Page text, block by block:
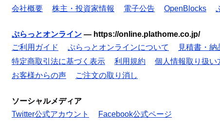
会社概要
株主・投資家情報 電子公告 OpenBlocks
ぷらっとオンライン — https://online.plathome.co.jp/
ご利用ガイド
ぷらっとオンラインについて 見積書・納
特定商取引法に基づく表示
利用規約 個人情報取り扱い
お客様からの声
ご注文の取り消し
ソーシャルメディア
Twitter公式アカウント
Facebook公式ページ